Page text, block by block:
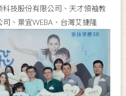
技股份有限公司、天才領袖教
、景宜WEBA、台灣艾捷隆